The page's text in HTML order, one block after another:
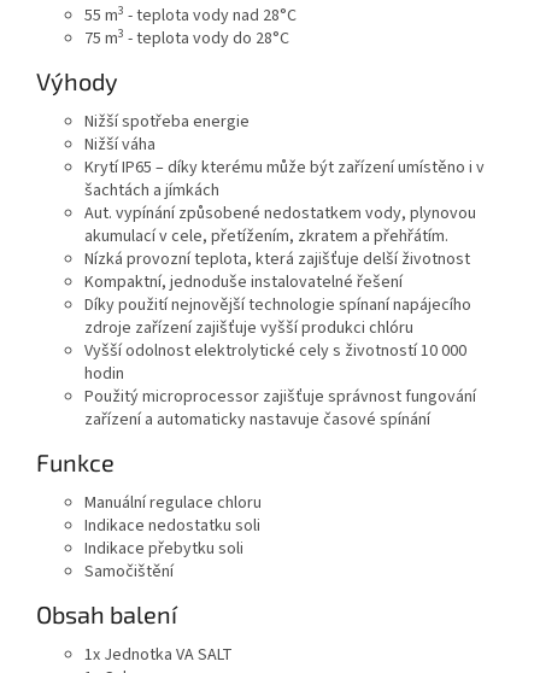
55 m3 - teplota vody nad 28°C
75 m3 - teplota vody do 28°C
Výhody
Nižší spotřeba energie
Nižší váha
Krytí IP65 – díky kterému může být zařízení umístěno i v
šachtách a jímkách
Aut. vypínání způsobené nedostatkem vody, plynovou
akumulací v cele, přetížením, zkratem a přehřátím.
Nízká provozní teplota, která zajišťuje delší životnost
Kompaktní, jednoduše instalovatelné řešení
Díky použití nejnovější technologie spínaní napájecího
zdroje zařízení zajišťuje vyšší produkci chlóru
Vyšší odolnost elektrolytické cely s životností 10 000
hodin
Použitý microprocessor zajišťuje správnost fungování
zařízení a automaticky nastavuje časové spínání
Funkce
Manuální regulace chloru
Indikace nedostatku soli
Indikace přebytku soli
Samočištění
Obsah balení
1x Jednotka VA SALT